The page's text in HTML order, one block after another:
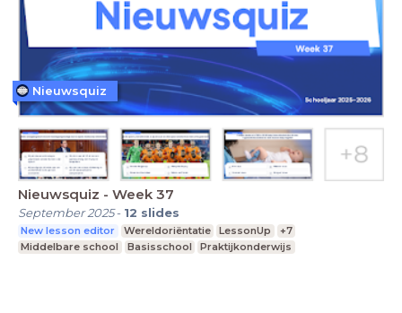
Nieuwsquiz - Week 37
September 2025- 12 slides
New lesson editor Wereldoriëntatie LessonUp
+7
Middelbare school
Basisschool Praktijkonderwijs
Nieuwsquiz